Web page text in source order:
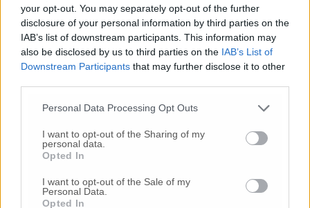
your opt-out. You may separately opt-out of the further
disclosure of your personal information by third parties on the
IAB’s list of downstream participants. This information may
also be disclosed by us to third parties on the IAB’s List of
Downstream Participants that may further disclose it to other
Personal Data Processing Opt Outs
I want to opt-out of the Sharing of my
personal data.
Opted In
I want to opt-out of the Sale of my
Personal Data.
Opted In
Vai alla home
Commenti
Nessun commento presente